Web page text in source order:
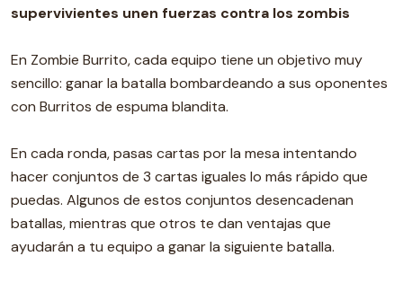
supervivientes unen fuerzas contra los zombis
En Zombie Burrito, cada equipo tiene un objetivo muy
sencillo: ganar la batalla bombardeando a sus oponentes
con Burritos de espuma blandita.
En cada ronda, pasas cartas por la mesa intentando
hacer conjuntos de 3 cartas iguales lo más rápido que
puedas. Algunos de estos conjuntos desencadenan
batallas, mientras que otros te dan ventajas que
ayudarán a tu equipo a ganar la siguiente batalla.